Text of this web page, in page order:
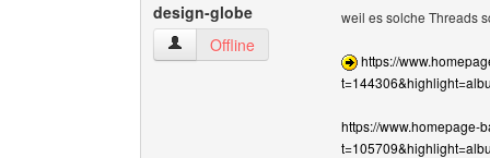
design-globe
design-globe Benutzer-Profile anzeigen
Offline
weil es solche Threads
https://
https://www.homepage-